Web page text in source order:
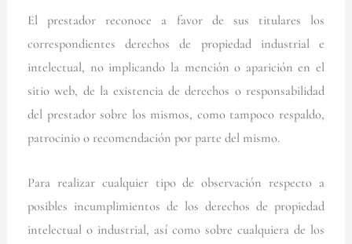
El prestador reconoce a favor de sus titulares los
correspondientes derechos de propiedad industrial e
intelectual, no implicando la mención o aparición en el
sitio web, de la existencia de derechos o responsabilidad
del prestador sobre los mismos, como tampoco respaldo,
patrocinio o recomendación por parte del mismo.
Para realizar cualquier tipo de observación respecto a
posibles incumplimientos de los derechos de propiedad
intelectual o industrial, así como sobre cualquiera de los